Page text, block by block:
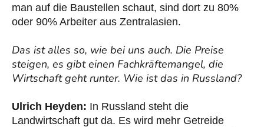
man auf die Baustellen schaut, sind dort zu 80%
oder 90% Arbeiter aus Zentralasien.
Das ist alles so, wie bei uns auch. Die Preise
steigen, es gibt einen Fachkräftemangel, die
Wirtschaft geht runter. Wie ist das in Russland?
Ulrich Heyden: In Russland steht die
Landwirtschaft gut da. Es wird mehr Getreide